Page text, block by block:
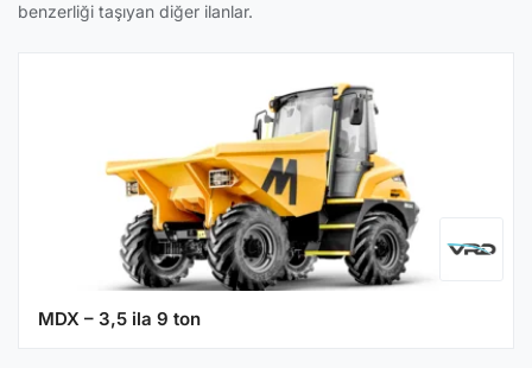
benzerliği taşıyan diğer ilanlar.
MDX – 3,5 ila 9 ton